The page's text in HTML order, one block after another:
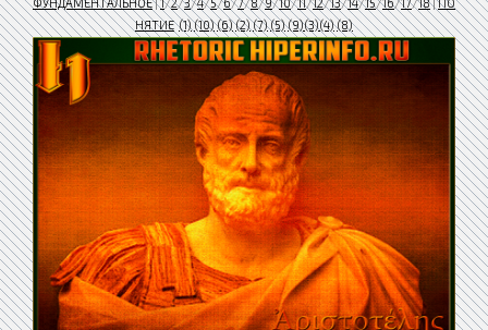
НЯТИЕ (1)(10)(6)(2)(7)(5)(9)(3)(4)(8)